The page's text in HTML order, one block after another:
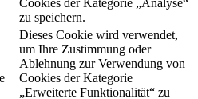
Cookies der Kategorie „Analyse“
zu speichern.
Dieses Cookie wird verwendet,
um Ihre Zustimmung oder
Ablehnung zur Verwendung von
Cookies der Kategorie
„Erweiterte Funktionalität“ zu